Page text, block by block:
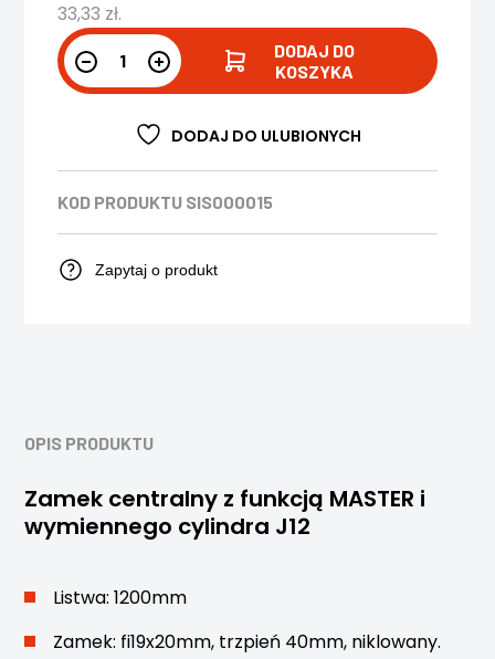
33,33 zł.
DODAJ DO
KOSZYKA
DODAJ DO ULUBIONYCH
KOD PRODUKTU SIS000015
Zapytaj o produkt
OPIS PRODUKTU
Zamek centralny z funkcją MASTER i
wymiennego cylindra J12
Listwa: 1200mm
Zamek: fi19x20mm, trzpień 40mm, niklowany.